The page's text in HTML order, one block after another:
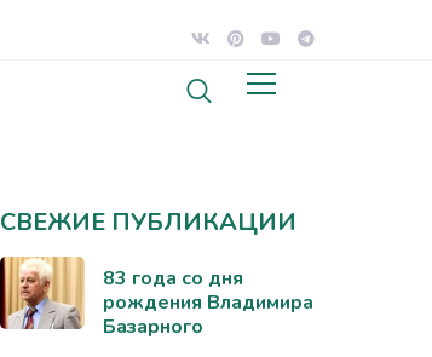
СВЕЖИЕ ПУБЛИКАЦИИ
83 года со дня
рождения Владимира
Базарного